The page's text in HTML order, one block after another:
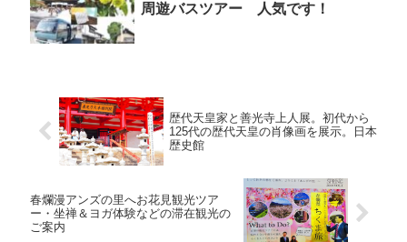
周遊バスツアー 人気です！
歴代天皇家と善光寺上人展。初代から
125代の歴代天皇の肖像画を展示。日本
歴史館
春爛漫アンズの里へお花見観光ツア
ー・坐禅＆ヨガ体験などの滞在観光の
ご案内